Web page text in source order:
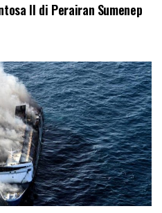
II di Perairan Sumenep